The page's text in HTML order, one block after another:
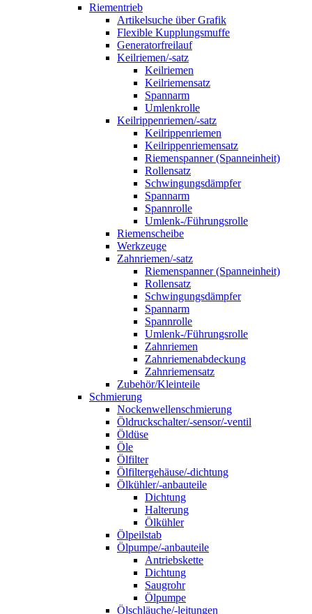
Riementrieb
Artikelsuche über Grafik
Flexible Kupplungsmuffe
Generatorfreilauf
Keilriemen/-satz
Keilriemen
Keilriemensatz
Spannarm
Umlenkrolle
Keilrippenriemen/-satz
Keilrippenriemen
Keilrippenriemensatz
Riemenspanner (Spanneinheit)
Rollensatz
Schwingungsdämpfer
Spannarm
Spannrolle
Umlenk-/Führungsrolle
Riemenscheibe
Werkzeuge
Zahnriemen/-satz
Riemenspanner (Spanneinheit)
Rollensatz
Schwingungsdämpfer
Spannarm
Spannrolle
Umlenk-/Führungsrolle
Zahnriemen
Zahnriemenabdeckung
Zahnriemensatz
Zubehör/Kleinteile
Schmierung
Nockenwellenschmierung
Öldruckschalter/-sensor/-ventil
Öldüse
Öle
Ölfilter
Ölfiltergehäuse/-dichtung
Ölkühler/-anbauteile
Dichtung
Halterung
Ölkühler
Ölpeilstab
Ölpumpe/-anbauteile
Antriebskette
Dichtung
Saugrohr
Ölpumpe
Ölschläuche/-leitungen